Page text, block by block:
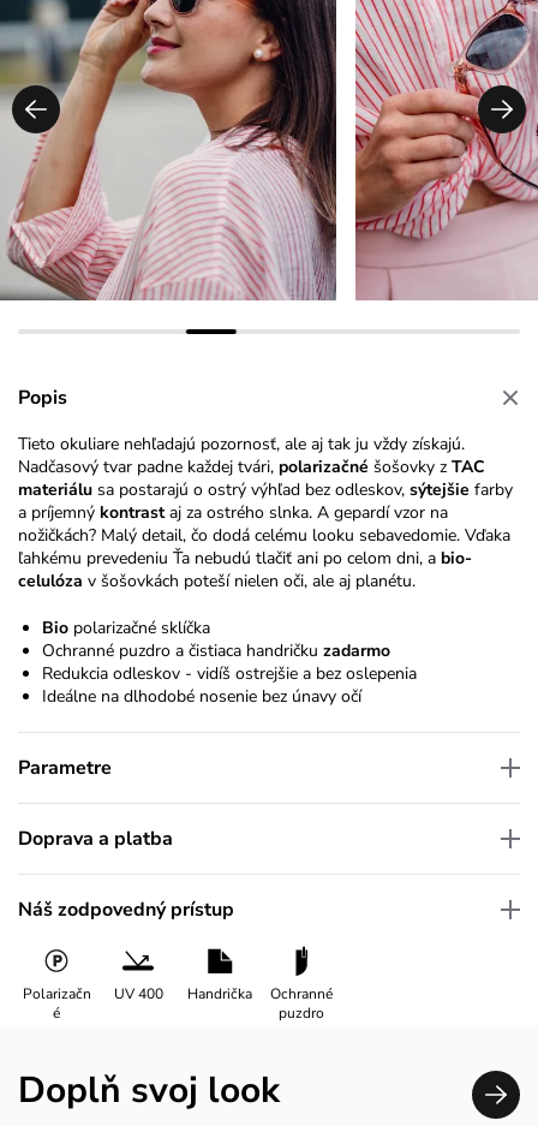
Popis
Tieto okuliare nehľadajú pozornosť, ale aj tak ju vždy získajú.
Nadčasový tvar padne každej tvári, polarizačné šošovky z TAC
materiálu sa postarajú o ostrý výhľad bez odleskov, sýtejšie farby
a príjemný kontrastaj za ostrého slnka. A gepardí vzor na
nožičkách? Malý detail, čo dodá celému looku sebavedomie. Vďaka
ľahkému prevedeniu Ťa nebudú tlačiť ani po celom dni, a bio-
celulóza v šošovkách poteší nielen oči, ale aj planétu.
Bio polarizačné sklíčka
Ochranné puzdro a čistiaca handričku zadarmo
Redukcia odleskov - vidíš ostrejšie a bez oslepenia
Ideálne na dlhodobé nosenie bez únavy očí
Parametre
Doprava a platba
Náš zodpovedný prístup
Polarizačn
é
UV 400 Handrička
Ochranné
puzdro
Doplň svoj look